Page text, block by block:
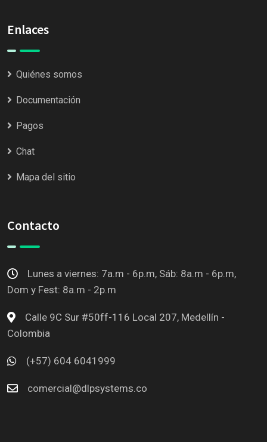
Enlaces
Quiénes somos
Documentación
Pagos
Chat
Mapa del sitio
Contacto
Lunes a viernes: 7a.m - 6p.m, Sáb: 8a.m - 6p.m,
Dom y Fest: 8a.m - 2p.m
Calle 9C Sur #50ff-116 Local 207, Medellín -
Colombia
(+57) 604 6041999
comercial@dlpsystems.co